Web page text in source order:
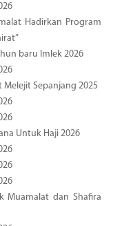
Hadirkan Program
baru Imlek 2026
Melejit Sepanjang 2025
Untuk Haji 2026
Muamalat dan Shafira